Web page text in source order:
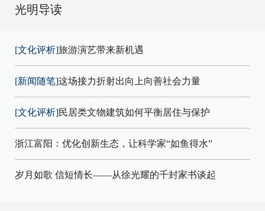
光明导读
[文化评析]旅游演艺带来新机遇
[新闻随笔]这场接力折射出向上向善社会力量
[文化评析]民居类文物建筑如何平衡居住与保护
浙江富阳：优化创新生态，让科学家“如鱼得水”
岁月如歌 信短情长——从徐光耀的千封家书谈起